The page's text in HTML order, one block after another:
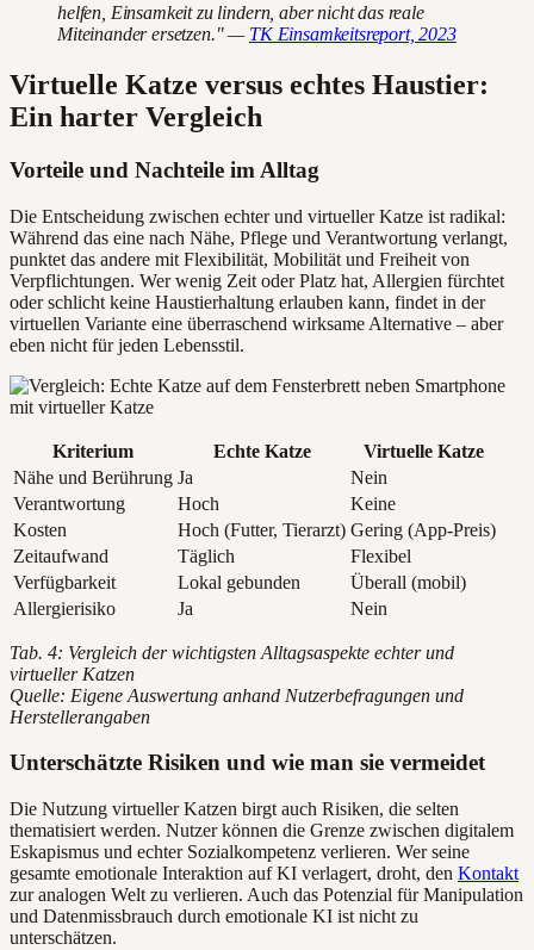
helfen, Einsamkeit zu lindern, aber nicht das reale
Miteinander ersetzen." — TK Einsamkeitsreport, 2023
Virtuelle Katze versus echtes Haustier:
Ein harter Vergleich
Vorteile und Nachteile im Alltag
Die Entscheidung zwischen echter und virtueller Katze ist radikal:
Während das eine nach Nähe, Pflege und Verantwortung verlangt,
punktet das andere mit Flexibilität, Mobilität und Freiheit von
Verpflichtungen. Wer wenig Zeit oder Platz hat, Allergien fürchtet
oder schlicht keine Haustierhaltung erlauben kann, findet in der
virtuellen Variante eine überraschend wirksame Alternative – aber
eben nicht für jeden Lebensstil.
Kriterium Echte Katze
Virtuelle Katze
Nähe und Berührung Ja
Nein
Verantwortung
Hoch
Keine
Kosten
Hoch (Futter, Tierarzt) Gering (App-Preis)
Zeitaufwand
Täglich
Flexibel
Verfügbarkeit
Lokal gebunden
Überall (mobil)
Allergierisiko
Ja Nein
Tab. 4: Vergleich der wichtigsten Alltagsaspekte echter und
virtueller Katzen
Quelle: Eigene Auswertung anhand Nutzerbefragungen und
Herstellerangaben
Unterschätzte Risiken und wie man sie vermeidet
Die Nutzung virtueller Katzen birgt auch Risiken, die selten
thematisiert werden. Nutzer können die Grenze zwischen digitalem
Eskapismus und echter Sozialkompetenz verlieren. Wer seine
gesamte emotionale Interaktion auf KI verlagert, droht, den Kontakt
zur analogen Welt zu verlieren. Auch das Potenzial für Manipulation
und Datenmissbrauch durch emotionale KI ist nicht zu
unterschätzen.